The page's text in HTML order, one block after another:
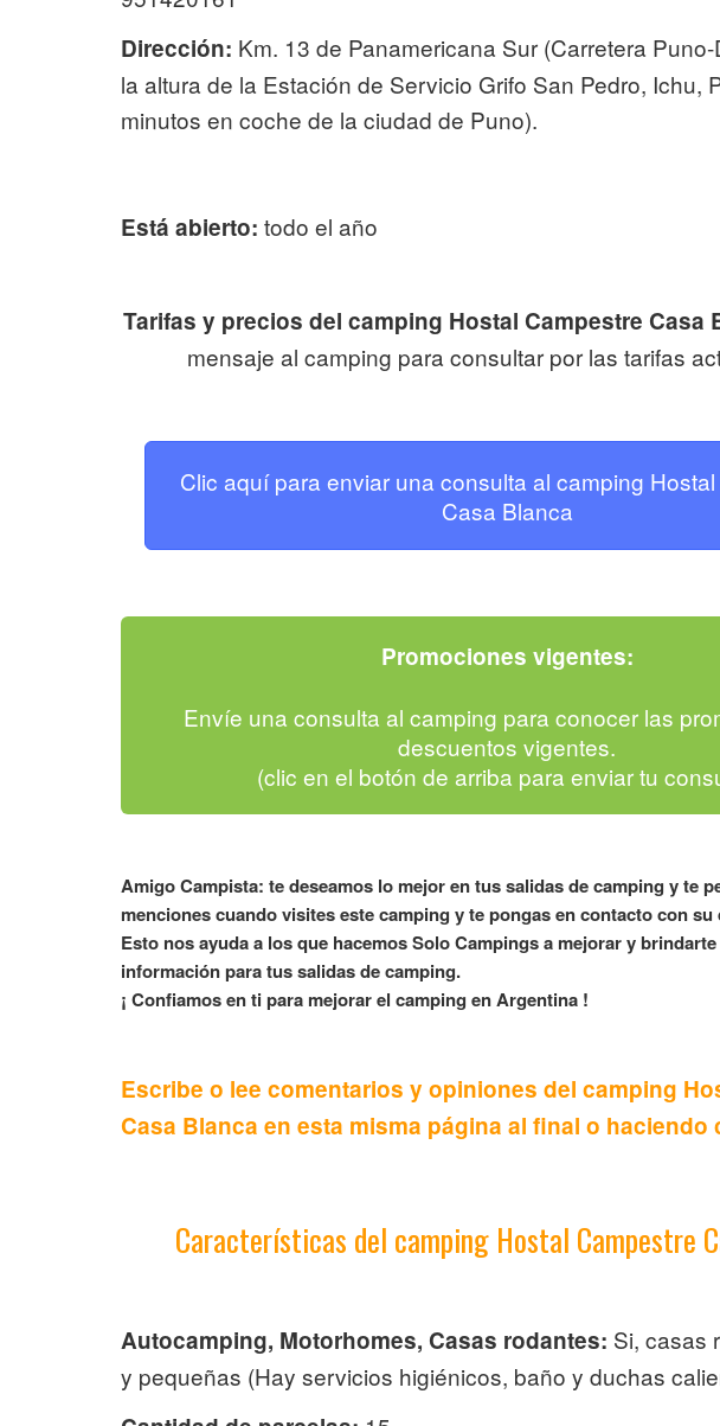
Dirección: Km. 13 de Panamericana Sur (Carretera
la altura de la Estación de Servicio Grifo San Pedro, Ichu,
minutos en coche de la ciudad de Puno).
Está abierto: todo el año
Tarifas y precios del camping Hostal Campestre Casa
mensaje al camping para consultar por las tarifas
Clic aquí para enviar una consulta al camping
Casa Blanca
Promociones vigentes:
Envíe una consulta al camping para conocer las
descuentos vigentes.
(clic en el botón de arriba para enviar tu
Amigo Campista: te deseamos lo mejor en tus salidas de camping y te
menciones cuando visites este camping y te pongas en contacto con su
Esto nos ayuda a los que hacemos Solo Campings a mejorar y
información para tus salidas de camping.
¡ Confiamos en ti para mejorar el camping en Argentina !
Escribe o lee comentarios y opiniones del camping
Casa Blanca en esta misma página al final o haciendo
Características del camping Hostal Campestre
Autocamping, Motorhomes, Casas rodantes: Si, casas
y pequeñas (Hay servicios higiénicos, baño y duchas